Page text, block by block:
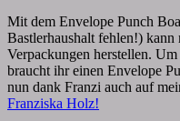
Mit dem Envelope Punch
Bastlerhaushalt fehlen!) kann
Verpackungen herstellen.
braucht ihr einen Envelope
nun dank Franzi auch auf
Franziska Holz!